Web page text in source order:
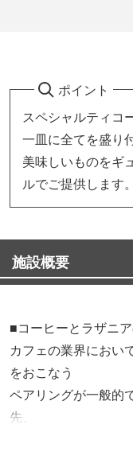
ポイント
スペシャルティコ
一皿に全てを盛り
美味しいものをギ
ルでご提供します。
施設概要
■コーヒーとラザニ
カフェの業界におい
をおこなう
ペアリングが一般的
先、
イタリア発祥の「ラ
「スペシャルティコ